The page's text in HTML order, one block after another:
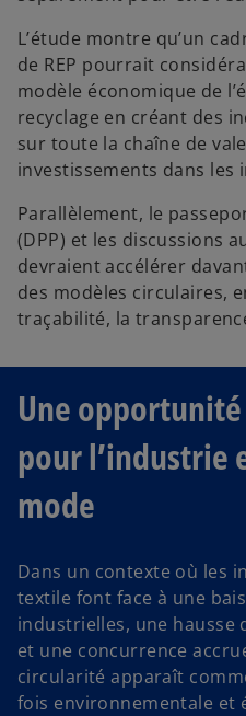
L’étude montre qu’un
de REP pourrait
modèle économique de
recyclage en créant des
sur toute la chaîne de
investissements dans les
Parallèlement, le
(DPP) et les discussions
devraient accélérer
des modèles circulaires,
traçabilité, la
Une
pour l’industrie
mode
Dans un contexte où les
textile font face à une
industrielles, une hausse
et une concurrence
circularité apparaît
fois environnementale et